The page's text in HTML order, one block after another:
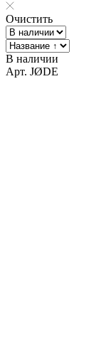
Очистить
В наличии
Арт. JØDE